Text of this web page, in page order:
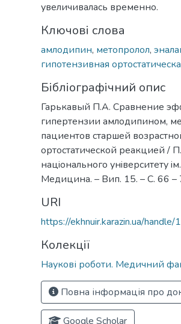
увеличивалась временно.
Ключові слова
амлодипин, метопролол,
гипотензивная
Бібліографічний опис
Гарькавый П.А. Сравнение
гипертензии амлодипином,
пациентов старшей
ортостатической реакцией /
нацiонального унiверситету
Медицина. – Вип. 15. – С. 66 –
URI
https://ekhnuir.karazin.ua/
Колекції
Наукові роботи. Медичний
Повна інформація про
Google Scholar